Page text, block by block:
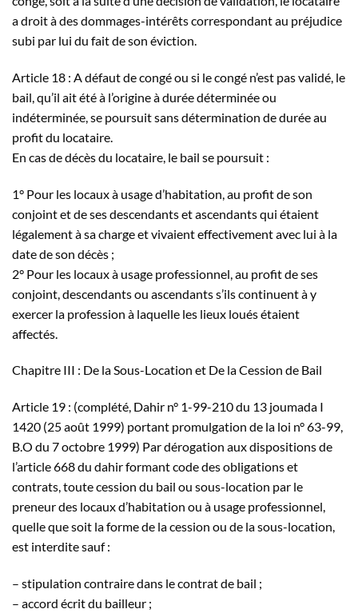
a droit à des dommages-intérêts correspondant au préjudice
subi par lui du fait de son éviction.
Article 18 : A défaut de congé ou si le congé n’est pas validé, le
bail, qu’il ait été à l’origine à durée déterminée ou
indéterminée, se poursuit sans détermination de durée au
profit du locataire.
En cas de décès du locataire, le bail se poursuit :
1° Pour les locaux à usage d’habitation, au profit de son
conjoint et de ses descendants et ascendants qui étaient
légalement à sa charge et vivaient effectivement avec lui à la
date de son décès ;
2° Pour les locaux à usage professionnel, au profit de ses
conjoint, descendants ou ascendants s’ils continuent à y
exercer la profession à laquelle les lieux loués étaient
affectés.
Chapitre III : De la Sous-Location et De la Cession de Bail
Article 19 : (complété, Dahir n° 1-99-210 du 13 joumada I
1420 (25 août 1999) portant promulgation de la loi n° 63-99,
B.O du 7 octobre 1999) Par dérogation aux dispositions de
l’article 668 du dahir formant code des obligations et
contrats, toute cession du bail ou sous-location par le
preneur des locaux d’habitation ou à usage professionnel,
quelle que soit la forme de la cession ou de la sous-location,
est interdite sauf :
– stipulation contraire dans le contrat de bail ;
– accord écrit du bailleur ;